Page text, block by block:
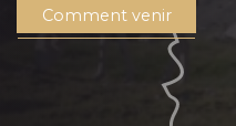
Comment venir